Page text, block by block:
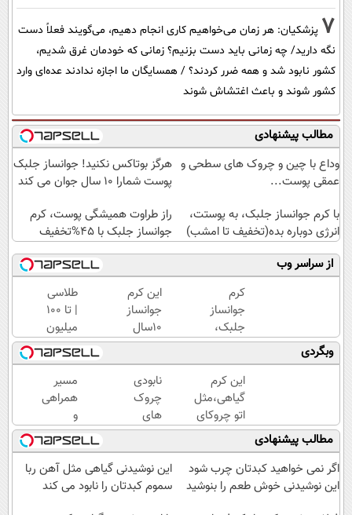
7 پزشکیان: هر زمان می‌خواهیم کاری انجام دهیم، می‌گویند فعلاً دست
نگه دارید/ چه زمانی باید دست بزنیم؟ زمانی که خودمان غرق شدیم،
کشور نابود شد و همه ضرر کردند؟ / همسایگان ما اجازه ندادند عده‌ای وارد
کشور شوند و باعث اغتشاش شوند
مطالب پیشنهادی
وداع با چین و چروک های سطحی و
عمقی پوست...
هرگز بوتاکس نکنید! جوانساز جلبک
پوست شمارا ۱۰ سال جوان می کند
با کرم جوانساز جلبک، به پوستت،
انرژی دوباره بده(تخفیف تا امشب)
راز طراوت همیشگی پوست، کرم
جوانساز جلبک با 45%تخفیف
از سراسر وب
کرم
جوانساز
جلبک،
هدیه
طبیعت به
شما(خرید
با تخفیف
ویژه)
این کرم
جوانساز
10سال
سنتو
کم
میکنه
(با
تخفیف
ویژه)
طلاسی
| تا 100
میلیون
وام
آنی
خرید
طلا💰
ثبت
نام
کن!
وبگردی
این کرم
گیاهی،مثل
اتو چروکای
پوستتوصاف
میکنه!50%تخفیف
نابودی
چروک
های
سطحی
و عمقی
پوست با
کرم
مسیر
همراهی
و
گزارش
عملکرد
گروه
اسنپ
مطالب پیشنهادی
اگر نمی خواهید کبدتان چرب شود
این نوشیدنی خوش طعم را بنوشید
این نوشیدنی گیاهی مثل آهن ربا
سموم کبدتان را نابود می کند